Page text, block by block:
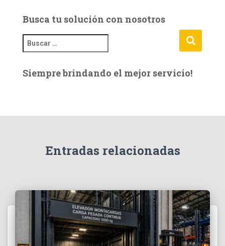
Busca tu solución con nosotros
u
c
Siempre brindando el mejor servicio!
Entradas relacionadas